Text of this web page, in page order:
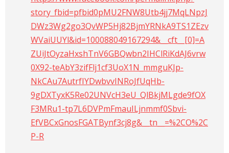
story_fbid=pfbid0pMU2FNW8Utb4jj7MqLNpzJ
DWz3Wg2go3QvWP5Hj82BjmYRNkA9TS1ZEzv
WVaiUUYl&id=100088049167294&__cft__[0]=A
ZUiJtOyzaHxshTnV6GBQwbn2IHClRiKdAJ6vrw
0X92-teAbY3zifFlj1cf3UoX1N_mmguKJp-
NkCAu7AutrfIYDwbvvINRoJfUqHb-
9gDXTyxK5Re02UNVcH3eU_QlBkjMLgde9fOX
F3MRu1-tp7L6DVPmFmauILjnmmf0Sbvi-
EfVBCxGnosFGATBynf3cj8g&__tn__=%2CO%2C
P-R